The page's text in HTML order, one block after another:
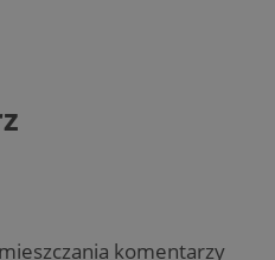
komentarzy